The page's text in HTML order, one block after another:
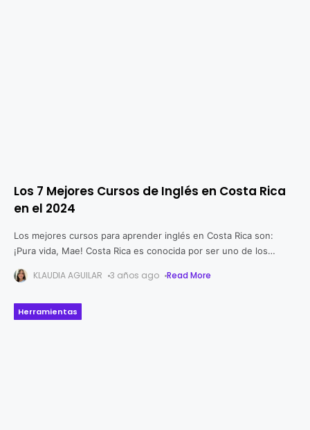
Los 7 Mejores Cursos de Inglés en Costa Rica
en el 2024
Los mejores cursos para aprender inglés en Costa Rica son:
¡Pura vida, Mae! Costa Rica es conocida por ser uno de los
KLAUDIA AGUILAR 3 años ago Read More
Herramientas